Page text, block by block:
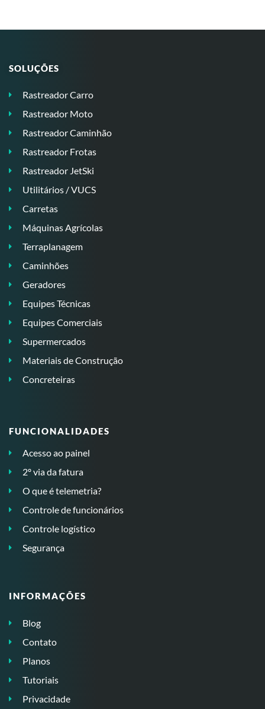
SOLUÇÕES
Rastreador Carro
Rastreador Moto
Rastreador Caminhão
Rastreador Frotas
Rastreador JetSki
Utilitários / VUCS
Carretas
Máquinas Agrícolas
Terraplanagem
Caminhões
Geradores
Equipes Técnicas
Equipes Comerciais
Supermercados
Materiais de Construção
Concreteiras
FUNCIONALIDADES
Acesso ao painel
2º via da fatura
O que é telemetria?
Controle de funcionários
Controle logístico
Segurança
INFORMAÇÕES
Blog
Contato
Planos
Tutoriais
Privacidade